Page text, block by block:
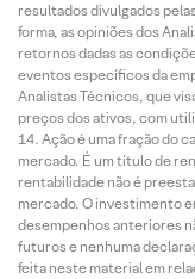
resultados divulgados
forma, as opiniões dos
retornos dadas as
eventos específicos da
Analistas Técnicos, que
preços dos ativos, com
Ação é uma fração do
mercado. É um título de
rentabilidade não é
mercado. O investimento
desempenhos anteriores
futuros e nenhuma
feita neste material em